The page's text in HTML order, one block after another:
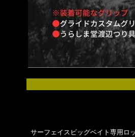
サーフェイスビッグベイト専用ロ